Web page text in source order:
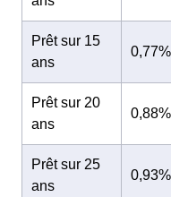
Prêt sur 15
ans
0,77%
Prêt sur 20
ans
0,88%
Prêt sur 25
ans
0,93%